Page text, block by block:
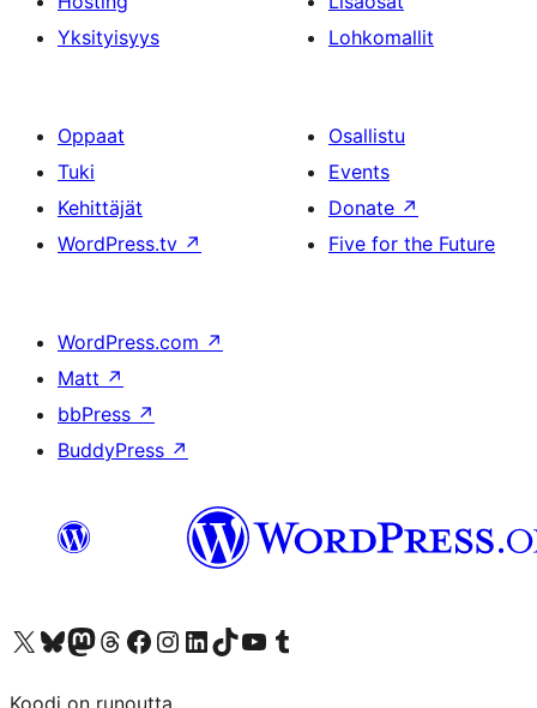
Yksityisyys
Lohkomallit
Oppaat
Tuki
Kehittäjät
WordPress.tv ↗
Osallistu
Events
Donate ↗
Five for the Future
WordPress.com ↗
Matt ↗
bbPress ↗
BuddyPress ↗
Visit our X (formerly Twitter) account
Visit our Bluesky account
Visit our Mastodon account
Visit our Threads account
Visit our Facebook page
Visit our Instagram account
Visit our LinkedIn account
Visit our TikTok account
Näytä YouTube-kanava
Visit our Tumblr account
Koodi on runoutta.